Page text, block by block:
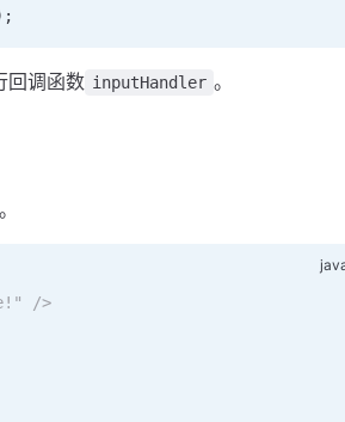
回调函数 inputHandler 。
/>